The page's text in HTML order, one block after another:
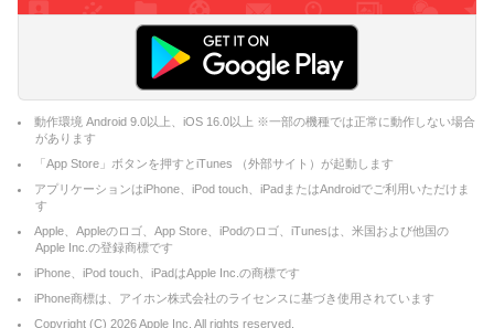
動作環境 Android 9.0以上、iOS 16.0以上 ※一部の機種では正常に動作しない場合
があります
「App Store」ボタンを押すとiTunes （外部サイト）が起動します
アプリケーションはiPhone、iPod touch、iPadまたはAndroidでご利用いただけま
す
Apple、Appleのロゴ、App Store、iPodのロゴ、iTunesは、米国および他国の
Apple Inc.の登録商標です
iPhone、iPod touch、iPadはApple Inc.の商標です
iPhone商標は、アイホン株式会社のライセンスに基づき使用されています
Copyright (C) 2026Apple Inc. All rights reserved.